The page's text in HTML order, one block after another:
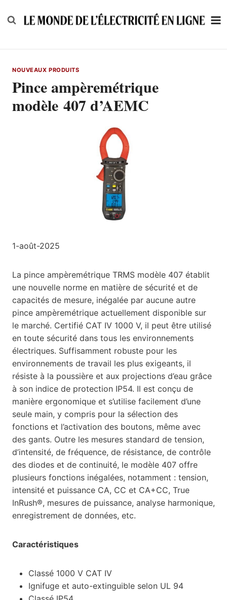
to
NOUVEAUX PRODUITS
Pince ampèremétrique
modèle 407 d’AEMC
1-août-2025
La pince ampèremétrique TRMS modèle 407 établit
une nouvelle norme en matière de sécurité et de
capacités de mesure, inégalée par aucune autre
pince ampèremétrique actuellement disponible sur
le marché. Certifié CAT IV 1000 V, il peut être utilisé
en toute sécurité dans tous les environnements
électriques. Suffisamment robuste pour les
environnements de travail les plus exigeants, il
résiste à la poussière et aux projections d’eau grâce
à son indice de protection IP54. Il est conçu de
manière ergonomique et s’utilise facilement d’une
seule main, y compris pour la sélection des
fonctions et l’activation des boutons, même avec
des gants. Outre les mesures standard de tension,
d’intensité, de fréquence, de résistance, de contrôle
des diodes et de continuité, le modèle 407 offre
plusieurs fonctions inégalées, notamment : tension,
intensité et puissance CA, CC et CA+CC, True
InRush®, mesures de puissance, analyse harmonique,
enregistrement de données, etc.
Caractéristiques
Classé 1000 V CAT IV
Ignifuge et auto-extinguible selon UL 94